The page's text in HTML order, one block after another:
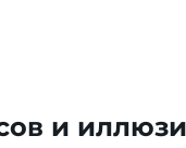
и